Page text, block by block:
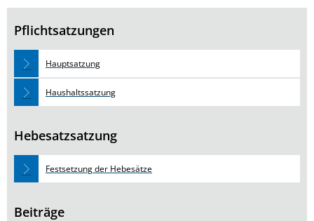
Pflichtsatzungen
Hauptsatzung
Haushaltssatzung
Hebesatzsatzung
Festsetzung der Hebesätze
Beiträge